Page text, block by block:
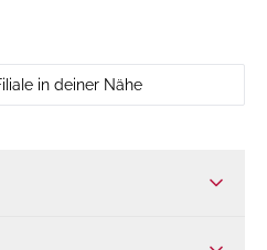
in deiner Nähe